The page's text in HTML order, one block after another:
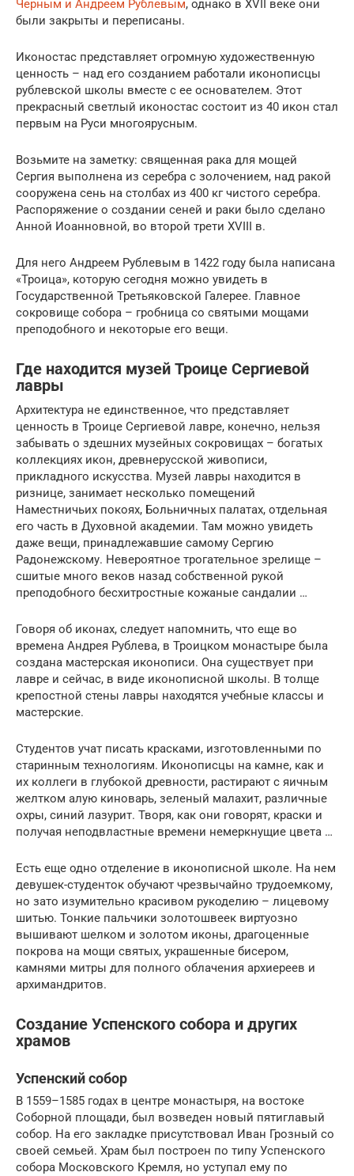
Черным и Андреем Рублевым, однако в XVII веке они
были закрыты и переписаны.
Иконостас представляет огромную художественную
ценность – над его созданием работали иконописцы
рублевской школы вместе с ее основателем. Этот
прекрасный светлый иконостас состоит из 40 икон стал
первым на Руси многоярусным.
Возьмите на заметку: священная рака для мощей
Сергия выполнена из серебра с золочением, над ракой
сооружена сень на столбах из 400 кг чистого серебра.
Распоряжение о создании сеней и раки было сделано
Анной Иоанновной, во второй трети XVIII в.
Для него Андреем Рублевым в 1422 году была написана
«Троица», которую сегодня можно увидеть в
Государственной Третьяковской Галерее. Главное
сокровище собора – гробница со святыми мощами
преподобного и некоторые его вещи.
Где находится музей Троице Сергиевой
лавры
Архитектура не единственное, что представляет
ценность в Троице Сергиевой лавре, конечно, нельзя
забывать о здешних музейных сокровищах – богатых
коллекциях икон, древнерусской живописи,
прикладного искусства. Музей лавры находится в
ризнице, занимает несколько помещений
Наместничьих покоях, Больничных палатах, отдельная
его часть в Духовной академии. Там можно увидеть
даже вещи, принадлежавшие самому Сергию
Радонежскому. Невероятное трогательное зрелище –
сшитые много веков назад собственной рукой
преподобного бесхитростные кожаные сандалии …
Говоря об иконах, следует напомнить, что еще во
времена Андрея Рублева, в Троицком монастыре была
создана мастерская иконописи. Она существует при
лавре и сейчас, в виде иконописной школы. В толще
крепостной стены лавры находятся учебные классы и
мастерские.
Студентов учат писать красками, изготовленными по
старинным технологиям. Иконописцы на камне, как и
их коллеги в глубокой древности, растирают с яичным
желтком алую киноварь, зеленый малахит, различные
охры, синий лазурит. Творя, как они говорят, краски и
получая неподвластные времени немеркнущие цвета …
Есть еще одно отделение в иконописной школе. На нем
девушек-студенток обучают чрезвычайно трудоемкому,
но зато изумительно красивом рукоделию – лицевому
шитью. Тонкие пальчики золотошвеек виртуозно
вышивают шелком и золотом иконы, драгоценные
покрова на мощи святых, украшенные бисером,
камнями митры для полного облачения архиереев и
архимандритов.
Создание Успенского собора и других
храмов
Успенский собор
В 1559–1585 годах в центре монастыря, на востоке
Соборной площади, был возведен новый пятиглавый
собор. На его закладке присутствовал Иван Грозный со
своей семьей. Храм был построен по типу Успенского
собора Московского Кремля, но уступал ему по